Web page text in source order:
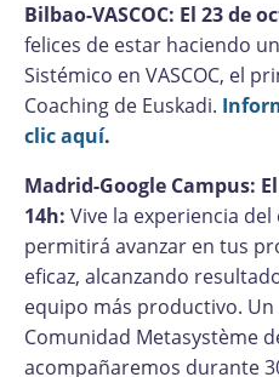
Bilbao-VASCOC: El 23 de
felices de estar haciendo
Sistémico en VASCOC, el
Coaching de Euskadi.
clic aquí.
Madrid-Google Campus:
14h: Vive la experiencia
permitirá avanzar en tus
eficaz, alcanzando
equipo más productivo.
Comunidad Metasystème
acompañaremos durante